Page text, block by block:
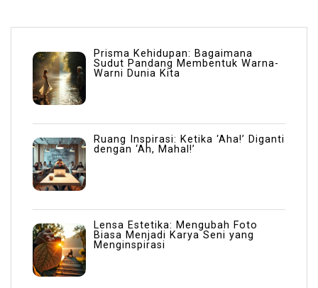
Prisma Kehidupan: Bagaimana
Sudut Pandang Membentuk Warna-
Warni Dunia Kita
Ruang Inspirasi: Ketika ‘Aha!’ Diganti
dengan ‘Ah, Mahal!’
Lensa Estetika: Mengubah Foto
Biasa Menjadi Karya Seni yang
Menginspirasi